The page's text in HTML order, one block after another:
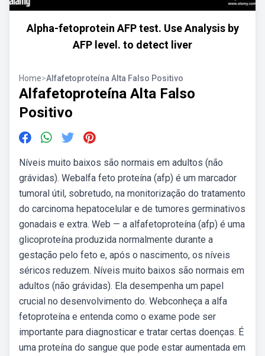
Alpha-fetoprotein AFP test. Use Analysis by
AFP level. to detect liver
Home>Alfafetoproteína Alta Falso Positivo
Alfafetoproteína Alta Falso
Positivo
Níveis muito baixos são normais em adultos (não
grávidas). Webalfa feto proteína (afp) é um marcador
tumoral útil, sobretudo, na monitorização do tratamento
do carcinoma hepatocelular e de tumores germinativos
gonadais e extra. Web — a alfafetoproteína (afp) é uma
glicoproteína produzida normalmente durante a
gestação pelo feto e, após o nascimento, os níveis
séricos reduzem. Níveis muito baixos são normais em
adultos (não grávidas). Ela desempenha um papel
crucial no desenvolvimento do. Webconheça a alfa
fetoproteína e entenda como o exame pode ser
importante para diagnosticar e tratar certas doenças. É
uma proteína do sangue que pode estar aumentada em